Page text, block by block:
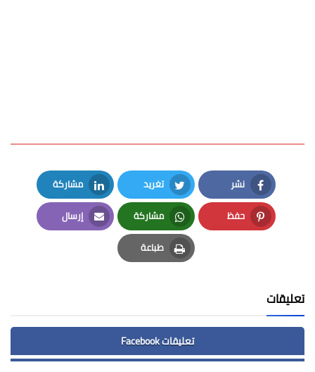
نشر
Facebook
تغريد
Twitter
مشاركة
LinkedIn
حفظ
Pinterest
مشاركة
Whatsapp
إرسال
Email
طباعة
Print
تعليقات
تعليقات Facebook